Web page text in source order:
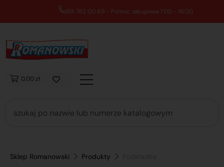
89 762 00 69 - Pomoc zakupowa 7:00 - 16:00
0,00 zł
Sklep Romanowski Produkty